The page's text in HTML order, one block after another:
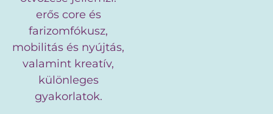
erős core és
farizomfókusz,
mobilitás és nyújtás,
valamint kreatív,
különleges
gyakorlatok.